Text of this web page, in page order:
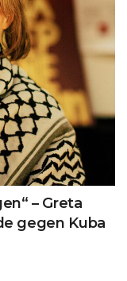
– Greta
gegen Kuba